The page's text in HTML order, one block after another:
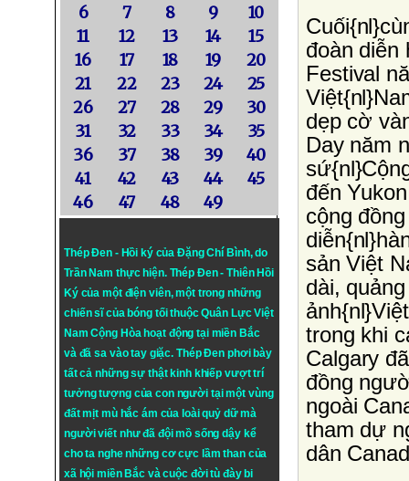
6
7 8 9
10
11
12 13 14
15
16
17 18 19
20
21
22 23 24
25
26
27 28 29
30
31
32 33 34
35
36
37 38 39
40
41
42 43 44
45
46
47 48 49
Thép Đen - Hồi ký của Đặng Chí Bình, do
Trần Nam thực hiện. Thép Đen- Thiên Hồi
Ký của một điện viên, một trong những
chiến sĩ của bóng tối thuộc Quân Lực Việt
Nam Cộng Hòa hoạt động tại miền Bắc
và đã sa vào tay giặc. Thép Đen phơi bày
tất cả những sự thật kinh khiếp vượt trí
tưởng tượng của con người tại một vùng
đất mịt mù hắc ám của loài quỷ dữ mà
người viết như đã đội mồ sống dậy kể
cho ta nghe những cơ cực lầm than của
xã hội miền Bắc và cuộc đời tù đày bi
đoàn diễn
Festival
dẹp cờ
Day năm
đến
cộng
sản Việt
dài,
trong khi
Calgary
đồng
ngoài
tham dự
dân